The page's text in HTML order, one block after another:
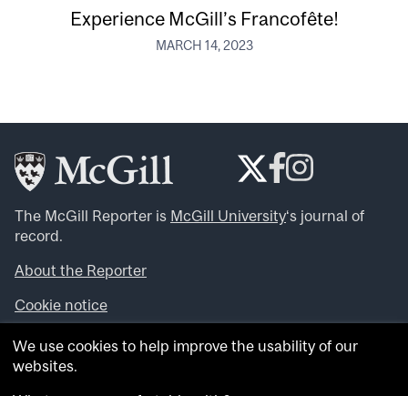
Experience McGill’s Francofête!
MARCH 14, 2023
The McGill Reporter is McGill University‘s journal of
record.
About the Reporter
Cookie notice
Looking for more news, videos and expert opinions? Try
theMcGill Newsroom .
We use cookies to help improve the usability of our
websites.